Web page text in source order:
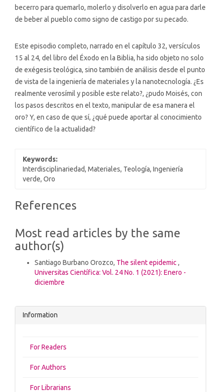
becerro para quemarlo, molerlo y disolverlo en agua para darle
de beber al pueblo como signo de castigo por su pecado.
Este episodio completo, narrado en el capítulo 32, versículos
15 al 24, del libro del Éxodo en la Biblia, ha sido objeto no solo
de exégesis teológica, sino también de análisis desde el punto
de vista de la ingeniería de materiales y la nanotecnología. ¿Es
realmente verosímil y posible este relato?, ¿pudo Moisés, con
los pasos descritos en el texto, manipular de esa manera el
oro? Y, en caso de que sí, ¿qué puede aportar al conocimiento
científico de la actualidad?
Keywords:
Interdisciplinariedad, Materiales, Teología, Ingeniería
verde, Oro
Article
References
Most read articles by the same
author(s)
Santiago Burbano Orozco, The silent epidemic ,
Universitas Científica: Vol. 24 No. 1 (2021): Enero -
diciembre
Information
For Readers
For Authors
For Librarians